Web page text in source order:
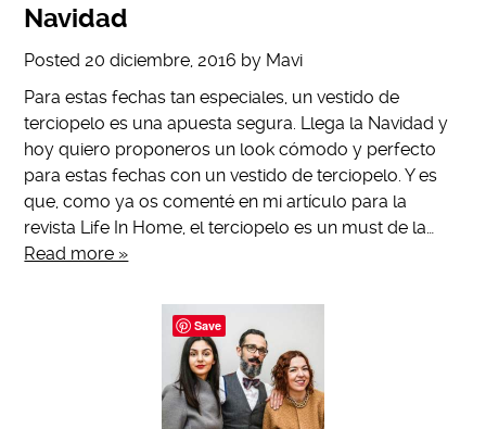
Navidad
Posted20 diciembre, 2016 by Mavi
Para estas fechas tan especiales, un vestido de
terciopelo es una apuesta segura. Llega la Navidad y
hoy quiero proponeros un look cómodo y perfecto
para estas fechas con un vestido de terciopelo. Y es
que, como ya os comenté en mi artículo para la
revista Life In Home, el terciopelo es un must de la…
Read more »
Save